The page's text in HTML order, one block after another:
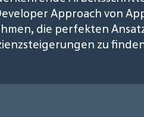
Approach von
die perfekten
zu